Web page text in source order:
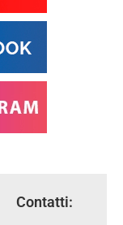
Contatti: